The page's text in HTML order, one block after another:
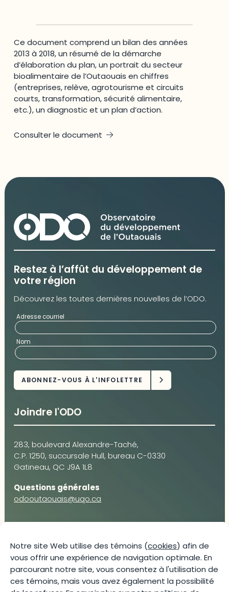
Notre site Web utilise des témoins (cookies) afin de
vous offrir une expérience de navigation optimale. En
parcourant notre site, vous consentez à l'utilisation de
ces témoins, mais vous avez également la possibilité
Ce document comprend un bilan des années
2013 à 2018, un résumé de la démarche
d’élaboration du plan, un portrait du secteur
bioalimentaire de l’Outaouais en chiffres
(entreprises, relève, agrotourisme et circuits
courts, transformation, sécurité alimentaire,
etc.), un diagnostic et un plan d’action.
Consulter le document
Restez à l’affût du développement de
votre région
Découvrez les toutes dernières nouvelles de l’ODO.
Adresse courriel
Nom
Joindre l'ODO
283, boulevard Alexandre-Taché,
C.P. 1250, succursale Hull, bureau C-0330
Gatineau, QC J9A 1L8
Questions générales
odooutaouais@uqo.ca
Joani Vallespir
819-595-3900 | Poste 3222
joani.vallespir@uqo.ca